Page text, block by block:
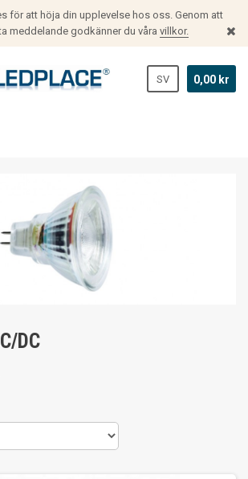
för att höja din upplevelse hos oss. Genom att
meddelande godkänner du våra villkor.
0,00 kr
SV
DC